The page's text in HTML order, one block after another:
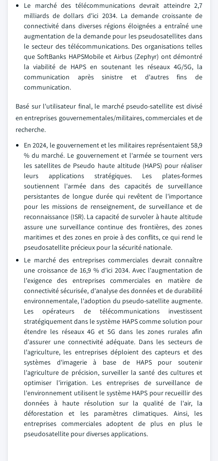
Le marché des télécommunications devrait atteindre 2,7
milliards de dollars d'ici 2034. La demande croissante de
connectivité dans diverses régions éloignées a entraîné une
augmentation de la demande pour les pseudosatellites dans
le secteur des télécommunications. Des organisations telles
que SoftBanks HAPSMobile et Airbus (Zephyr) ont démontré
la viabilité de HAPS en soutenant les réseaux 4G/5G, la
communication après sinistre et d'autres fins de
communication.
Basé sur l'utilisateur final, le marché pseudo-satellite est divisé
en entreprises gouvernementales/militaires, commerciales et de
recherche.
En 2024, le gouvernement et les militaires représentaient 58,9
% du marché. Le gouvernement et l'armée se tournent vers
les satellites de Pseudo haute altitude (HAPS) pour réaliser
leurs applications stratégiques. Les plates-formes
soutiennent l'armée dans des capacités de surveillance
persistantes de longue durée qui revêtent de l'importance
pour les missions de renseignement, de surveillance et de
reconnaissance (ISR). La capacité de survoler à haute altitude
assure une surveillance continue des frontières, des zones
maritimes et des zones en proie à des conflits, ce qui rend le
pseudosatellite précieux pour la sécurité nationale.
Le marché des entreprises commerciales devrait connaître
une croissance de 16,9 % d'ici 2034. Avec l'augmentation de
l'exigence des entreprises commerciales en matière de
connectivité sécurisée, d'analyse des données et de durabilité
environnementale, l'adoption du pseudo-satellite augmente.
Les opérateurs de télécommunications investissent
stratégiquement dans le système HAPS comme solution pour
étendre les réseaux 4G et 5G dans les zones rurales afin
d'assurer une connectivité adéquate. Dans les secteurs de
l'agriculture, les entreprises déploient des capteurs et des
systèmes d'imagerie à base de HAPS pour soutenir
l'agriculture de précision, surveiller la santé des cultures et
optimiser l'irrigation. Les entreprises de surveillance de
l'environnement utilisent le système HAPS pour recueillir des
données à haute résolution sur la qualité de l'air, la
déforestation et les paramètres climatiques. Ainsi, les
entreprises commerciales adoptent de plus en plus le
pseudosatellite pour diverses applications.